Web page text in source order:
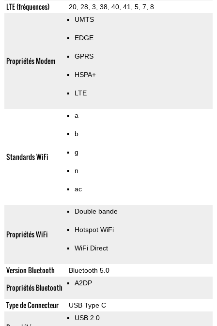
LTE (fréquences) 20, 28, 3, 38, 40, 41, 5, 7, 8
Propriétés Modem
UMTS
EDGE
GPRS
HSPA+
LTE
Standards WiFi
a
b
g
n
ac
Propriétés WiFi
Double bande
Hotspot WiFi
WiFi Direct
Version Bluetooth Bluetooth 5.0
Propriétés Bluetooth A2DP
Type de Connecteur USB Type C
USB 2.0